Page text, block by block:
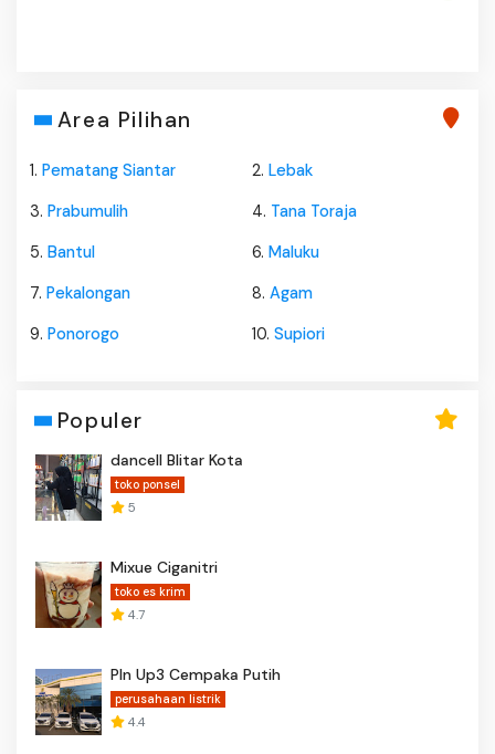
Area Pilihan
1. Pematang Siantar 2. Lebak
3. Prabumulih 4. Tana Toraja
5. Bantul 6. Maluku
7. Pekalongan 8. Agam
9. Ponorogo 10. Supiori
Populer
dancell Blitar Kota
toko ponsel
5
Mixue Ciganitri
toko es krim
4.7
Pln Up3 Cempaka Putih
perusahaan listrik
4.4